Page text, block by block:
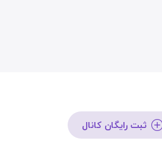
ثبت رایگان کانال